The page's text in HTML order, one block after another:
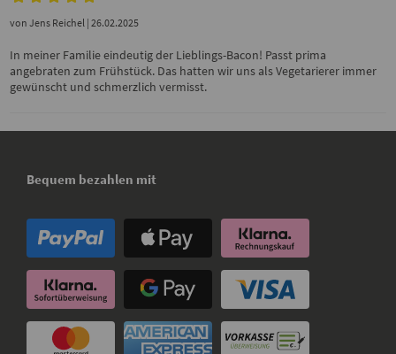
vonJens Reichel | 26.02.2025
In meiner Familie eindeutig der Lieblings-Bacon! Passt prima
angebraten zum Frühstück. Das hatten wir uns als Vegetarierer immer
gewünscht und schmerzlich vermisst.
Bequem bezahlen mit